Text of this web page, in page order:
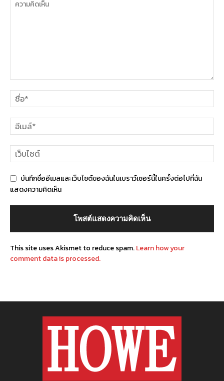
บันทึกชื่ออีเมลและเว็บไซต์ของฉันในเบราว์เซอร์นี้ในครั้งต่อไปที่ฉัน
แสดงความคิดเห็น
This site uses Akismet to reduce spam.Learn how your
comment data is processed.